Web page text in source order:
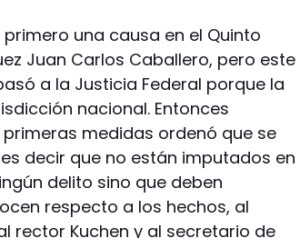
una causa en el Quinto
Juan Carlos Caballero, pero este
a la Justicia Federal porque la
nacional. Entonces
medidas ordenó que se
decir que no están imputados en
delito sino que deben
respecto a los hechos, al
rector Kuchen y al secretario de